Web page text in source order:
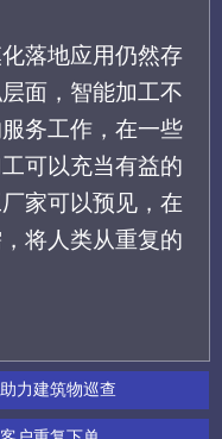
落地应用仍然存
面，智能加工不
务工作，在一些
可以充当有益的
家可以预见，在
将人类从重复的
力建筑物巡查